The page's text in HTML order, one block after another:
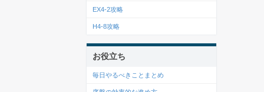
EX4-2攻略
H4-8攻略
お役立ち
毎日やるべきことまとめ